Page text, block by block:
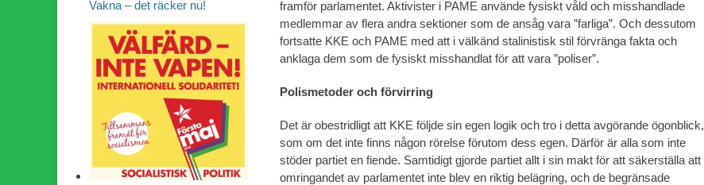
framför parlamentet. Aktivister i PAME använde fysiskt våld och misshandlade
medlemmar av flera andra sektioner som de ansåg vara ”farliga”. Och dessutom
fortsatte KKE och PAME med att i välkänd stalinistisk stil förvränga fakta och
anklaga dem som de fysiskt misshandlat för att vara ”poliser”.
Polismetoder och förvirring
Det är obestridligt att KKE följde sin egen logik och tro i detta avgörande ögonblick,
som om det inte finns någon rörelse förutom dess egen. Därför är alla som inte
stöder partiet en fiende. Samtidigt gjorde partiet allt i sin makt för att säkerställa att
omringandet av parlamentet inte blev en riktig belägring, och de begränsade
Vakna – det räcker nu!